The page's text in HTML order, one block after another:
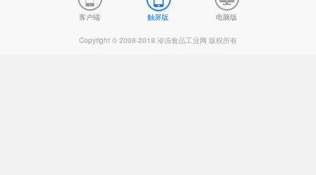
客户端 触屏版 电脑版
Copyright © 2008-2018 冷冻食品工业网 版权所有